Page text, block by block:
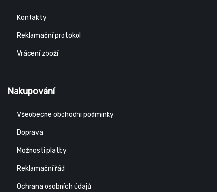
Kontakty
Reklamační protokol
Vrácení zboží
Nakupování
Všeobecné obchodní podmínky
Doprava
Možnosti platby
Reklamační řád
Ochrana osobních údajů